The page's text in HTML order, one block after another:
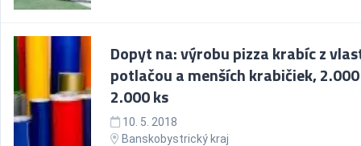
Dopyt na: výrobu pizza krabíc z
potlačou a menších krabičiek,
2.000 ks
10. 5. 2018
Banskobystrický kraj